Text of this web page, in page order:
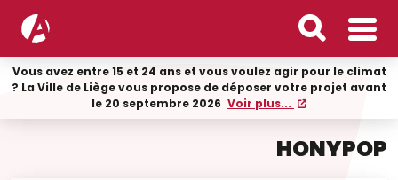
Vous avez entre 15 et 24 ans et vous voulez agir pour le climat
? La Ville de Liège vous propose de déposer votre projet avant
le 20 septembre 2026 Voir plus...
HONYPOP